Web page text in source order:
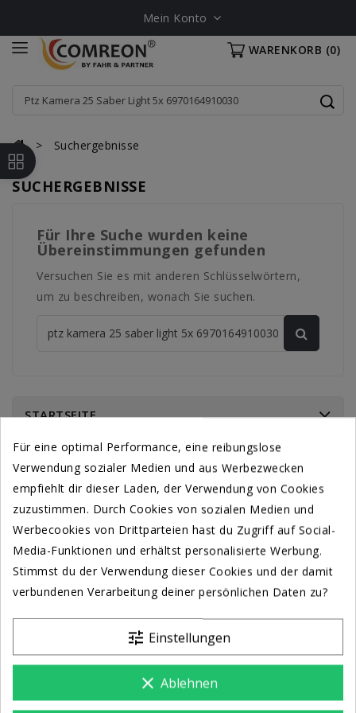
Mein Konto
WARENKORB (0)
Suchergebnisse
SUCHERGEBNISSE
Für Ihre Suche wurden keine
Übereinstimmungen gefunden
Versuchen Sie es mit anderen Schlüsselwörtern,
um zu beschreiben, wonach Sie suchen.
STARTSEITE
Für eine optimal Performance, eine reibungslose
Verwendung sozialer Medien und aus Werbezwecken
empfiehlt dir dieser Laden, der Verwendung von Cookies
zuzustimmen. Durch Cookies von sozialen Medien und
Werbecookies von Drittparteien hast du Zugriff auf Social-
Media-Funktionen und erhältst personalisierte Werbung.
Stimmst du der Verwendung dieser Cookies und der damit
verbundenen Verarbeitung deiner persönlichen Daten zu?
tune Einstellungen
clear Ablehnen